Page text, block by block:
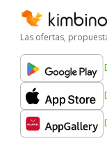
Las ofertas,